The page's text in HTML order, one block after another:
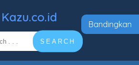
Kazu.co.id
SEARCH
Bandingkan